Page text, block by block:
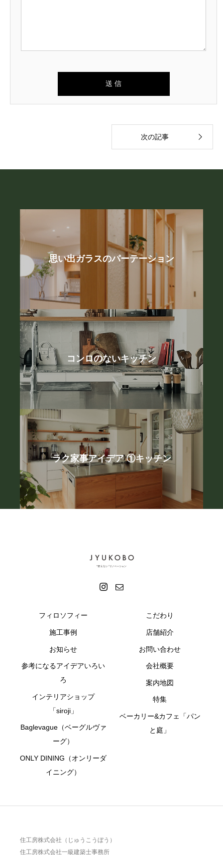
思い出ガラスのパーテーション
コンロのないキッチン
ラク家事アイデア ①キッチン
フィロソフィー
施工事例
お知らせ
参考になるアイデアいろい
ろ
インテリアショップ
「siroji」
Baglevague（ベーグルヴァ
ーグ）
ONLY DINING（オンリーダ
イニング）
こだわり
店舗紹介
お問い合わせ
会社概要
案内地図
特集
ベーカリー&カフェ「パン
と庭」
住工房株式会社（じゅうこうぼう）
住工房株式会社一級建築士事務所